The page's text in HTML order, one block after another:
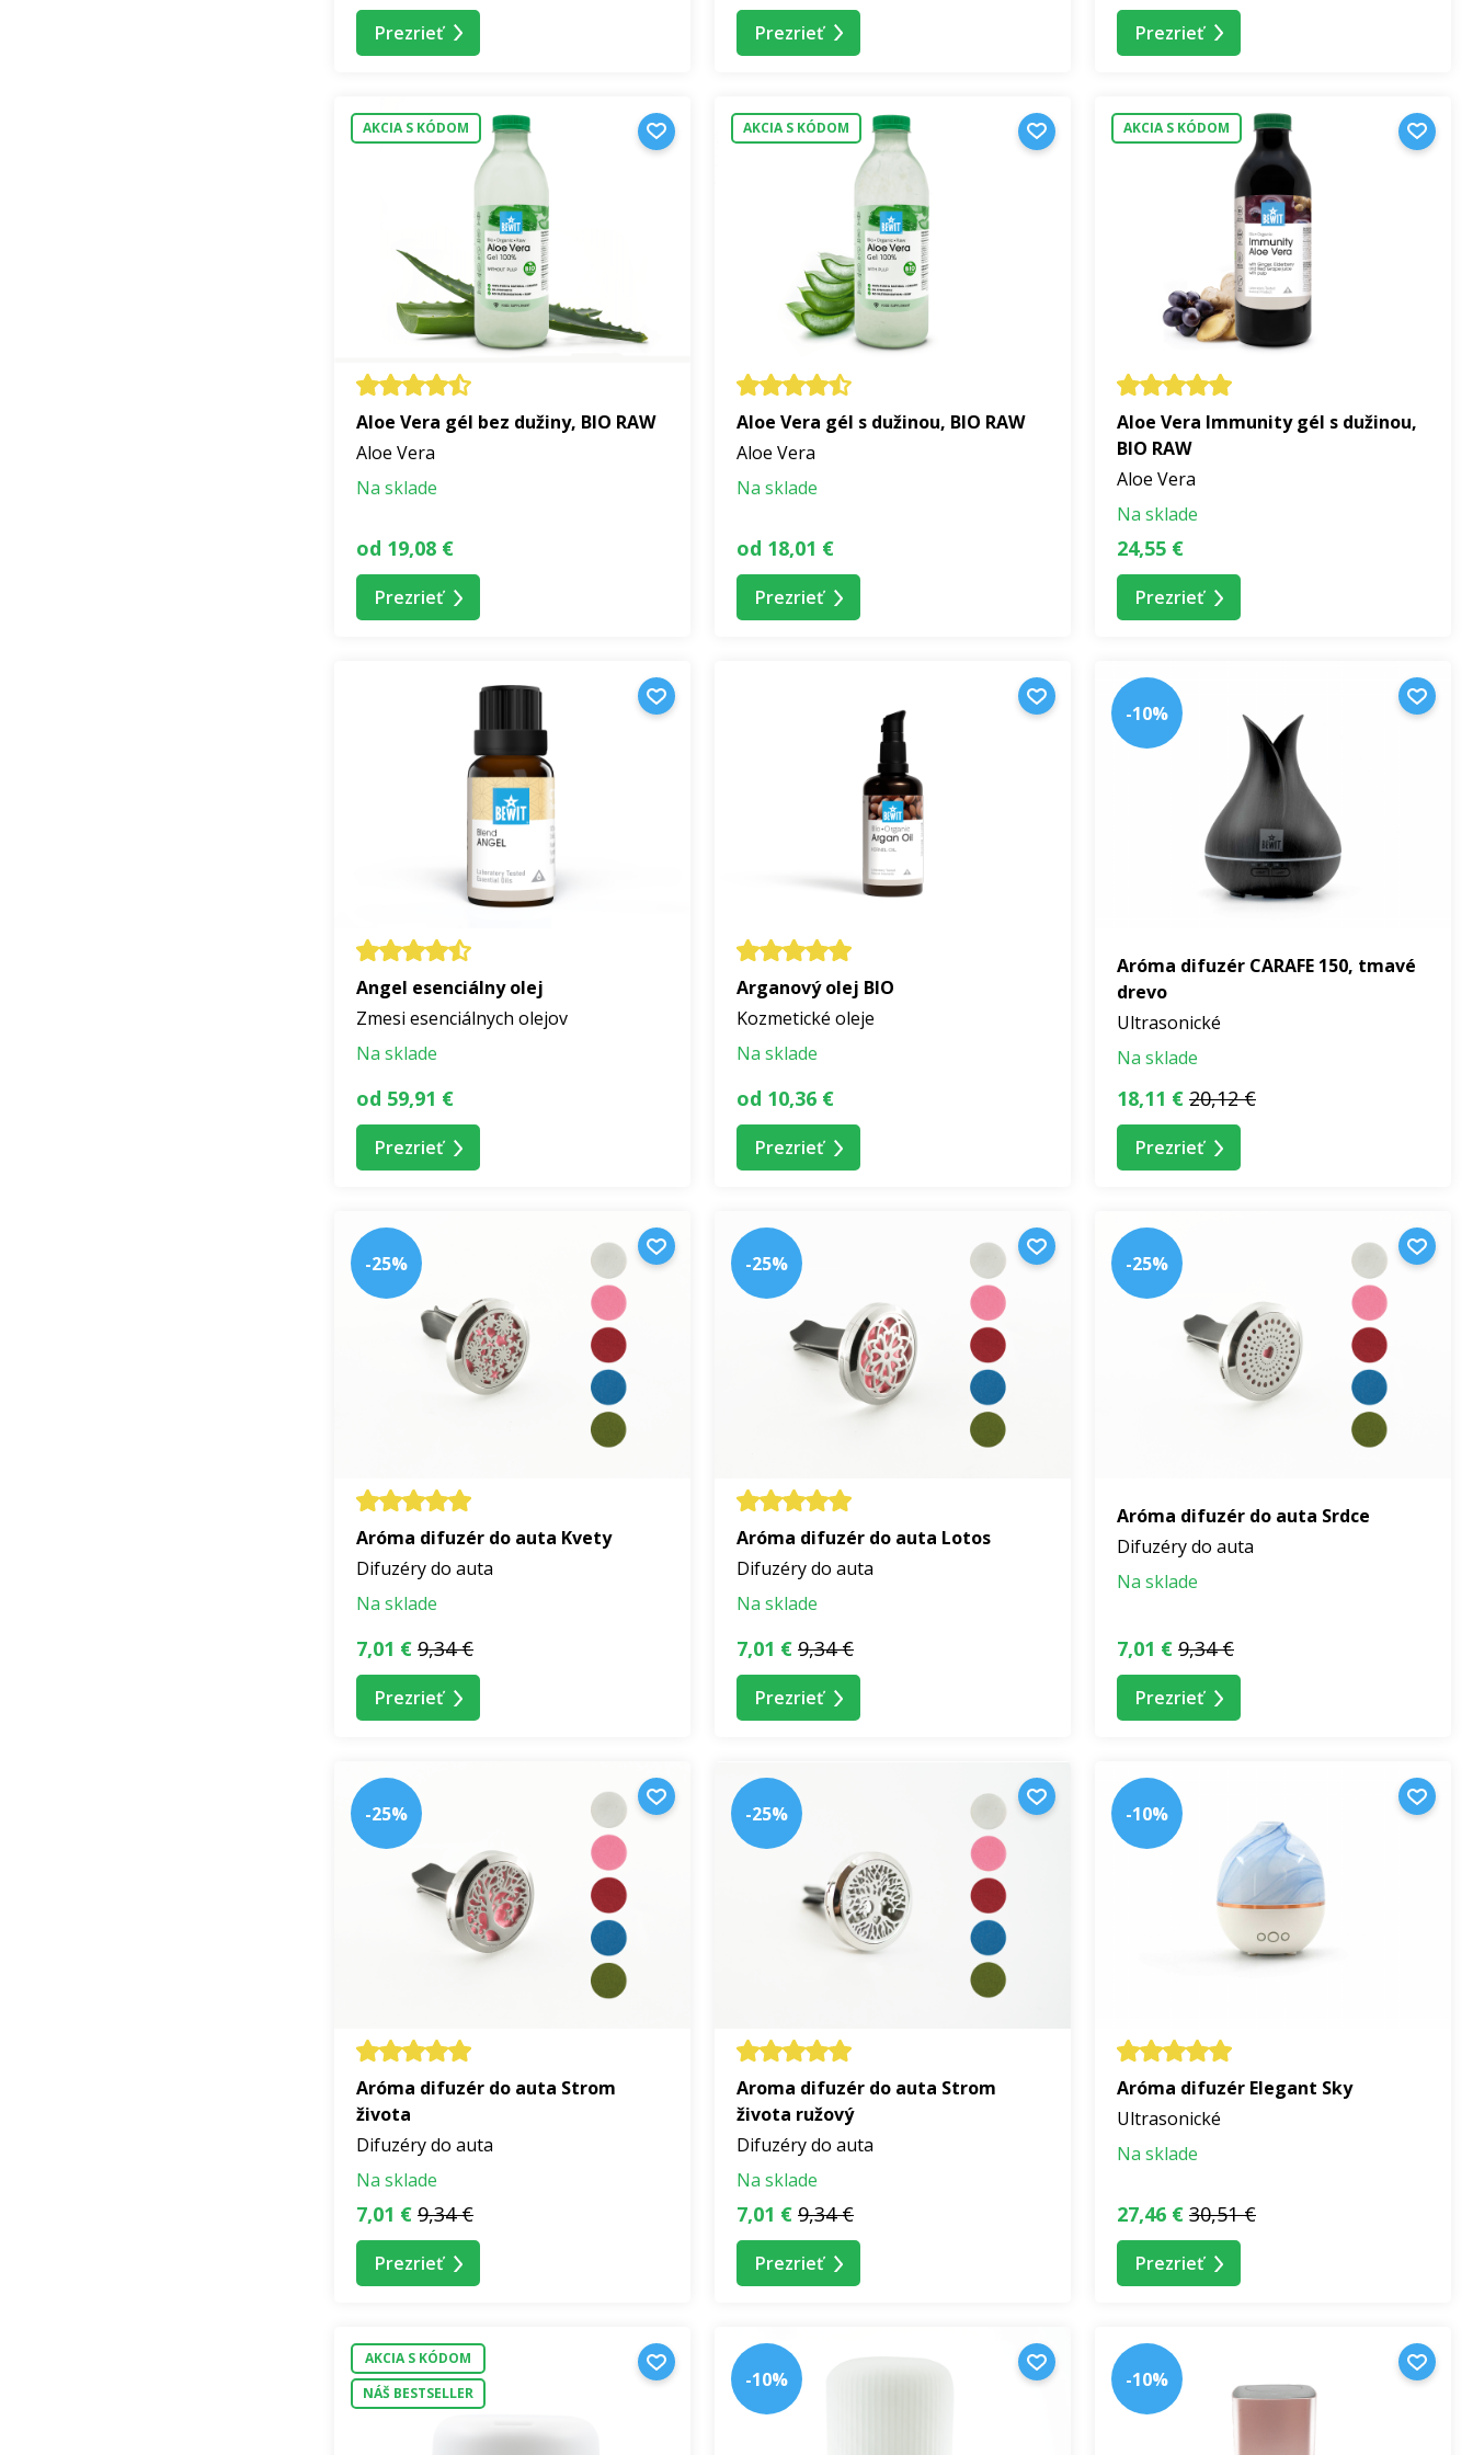
empatické načúvanie vo vzťahoch. Pretože láska prechádza aj žalúdkom, doprajte si spoločne
Bewitellu Cashew Classic BIO
orieškový krém z kešu orechov a RAW kakaových bôbov, ktorý poteší vaše chuťové poháriky. V akcii nájdete tiež prírodné intímne
Beauty & Health Days – doprajte si máj plný starostlivosti
. Vyberte si z viac ako 100 produktov BEWIT
a doprajte si starostlivosť, ktorú oceníte každý deň. Využite máj pre seba, svoju krásu, vitalitu aj lásku.
Prezrieť Prezrieť Prezrieť
AKCIA S KÓDOM
Aloe Vera gél bez dužiny, BIO RAW
Aloe Vera
Na sklade
od 19,08 €
Prezrieť
AKCIA S KÓDOM
Aloe Vera gél s dužinou, BIO RAW
Aloe Vera
Na sklade
od 18,01 €
Prezrieť
AKCIA S KÓDOM
Aloe Vera Immunity gél s dužinou,
BIO RAW
Aloe Vera
Na sklade
24,55 €
Prezrieť
Angel esenciálny olej
Zmesi esenciálnych olejov
Na sklade
od 59,91 €
Prezrieť
Arganový olej BIO
Kozmetické oleje
Na sklade
od 10,36 €
Prezrieť
-10%
Aróma difuzér CARAFE 150, tmavé
drevo
Ultrasonické
Na sklade
18,11 € 20,12 €
Prezrieť
-25%
Aróma difuzér do auta Kvety
Difuzéry do auta
Na sklade
7,01 € 9,34 €
Prezrieť
-25%
Aróma difuzér do auta Lotos
Difuzéry do auta
Na sklade
7,01 € 9,34 €
Prezrieť
-25%
Aróma difuzér do auta Srdce
Difuzéry do auta
Na sklade
7,01 € 9,34 €
Prezrieť
-25%
Aróma difuzér do auta Strom
života
Difuzéry do auta
Na sklade
7,01 € 9,34 €
Prezrieť
-25%
Aroma difuzér do auta Strom
života ružový
Difuzéry do auta
Na sklade
7,01 € 9,34 €
Prezrieť
-10%
Aróma difuzér Elegant Sky
Ultrasonické
Na sklade
27,46 € 30,51 €
Prezrieť
AKCIA S KÓDOM
NÁŠ BESTSELLER
-10% -10%